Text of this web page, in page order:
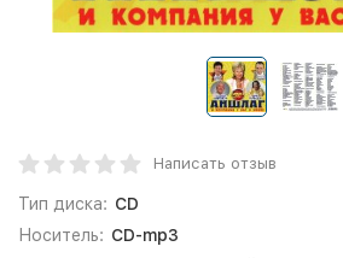
Написать отзыв
Тип диска: CD
Носитель: CD-mp3